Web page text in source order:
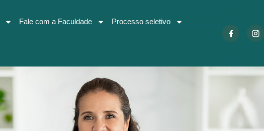
Fale com a Faculdade Processo seletivo